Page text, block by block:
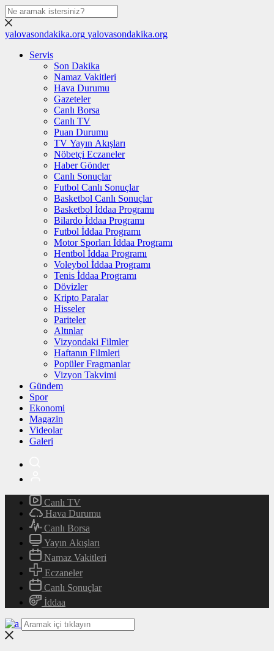
yalovasondakika.org yalovasondakika.org
Servis
Son Dakika
Namaz Vakitleri
Hava Durumu
Gazeteler
Canlı Borsa
Canlı TV
Puan Durumu
TV Yayın Akışları
Nöbetçi Eczaneler
Haber Gönder
Canlı Sonuçlar
Futbol Canlı Sonuçlar
Basketbol Canlı Sonuçlar
Basketbol İddaa Programı
Bilardo İddaa Programı
Futbol İddaa Programı
Motor Sporları İddaa Programı
Hentbol İddaa Programı
Voleybol İddaa Programı
Tenis İddaa Programı
Dövizler
Kripto Paralar
Hisseler
Pariteler
Altınlar
Vizyondaki Filmler
Haftanın Filmleri
Popüler Fragmanlar
Vizyon Takvimi
Gündem
Spor
Ekonomi
Magazin
Videolar
Galeri
Canlı TV
Hava Durumu
Canlı Borsa
Yayın Akışları
Namaz Vakitleri
Eczaneler
Canlı Sonuçlar
İddaa